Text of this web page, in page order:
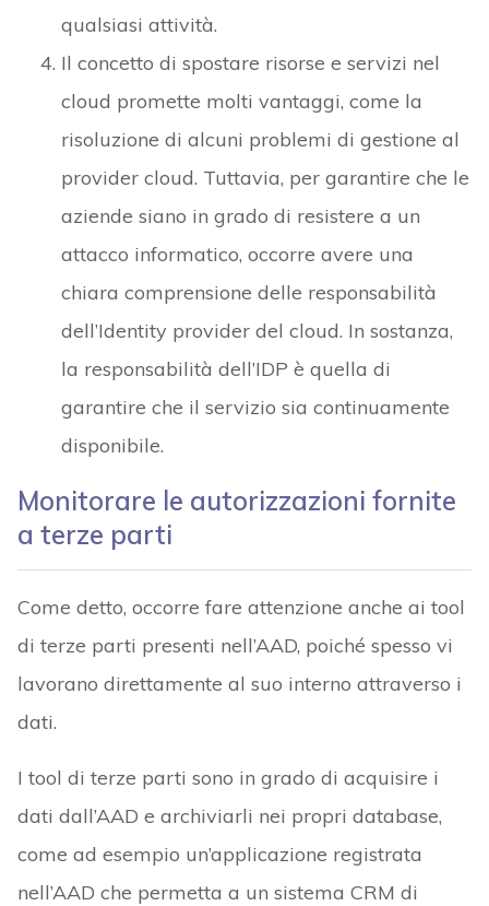
qualsiasi attività.
Il concetto di spostare risorse e servizi nel
cloud promette molti vantaggi, come la
risoluzione di alcuni problemi di gestione al
provider cloud. Tuttavia, per garantire che le
aziende siano in grado di resistere a un
attacco informatico, occorre avere una
chiara comprensione delle responsabilità
dell’Identity provider del cloud. In sostanza,
la responsabilità dell’IDP è quella di
garantire che il servizio sia continuamente
disponibile.
Monitorare le autorizzazioni fornite
a terze parti
Come detto, occorre fare attenzione anche ai tool
di terze parti presenti nell’AAD, poiché spesso vi
lavorano direttamente al suo interno attraverso i
dati.
I tool di terze parti sono in grado di acquisire i
dati dall’AAD e archiviarli nei propri database,
come ad esempio un’applicazione registrata
nell’AAD che permetta a un sistema CRM di